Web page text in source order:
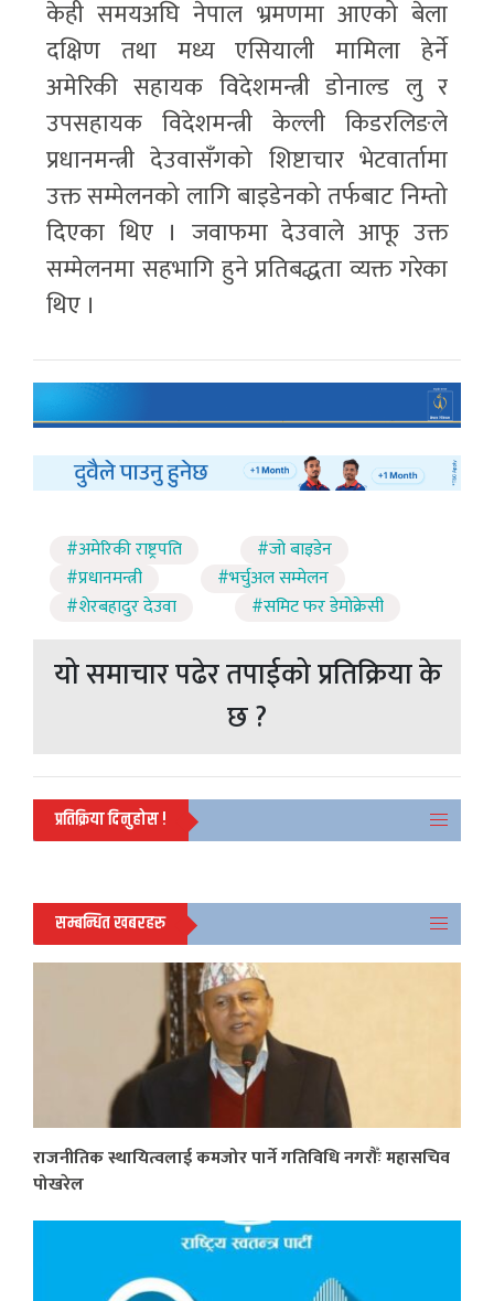
केही समयअघि नेपाल भ्रमणमा आएको बेला
दक्षिण तथा मध्य एसियाली मामिला हेर्ने
अमेरिकी सहायक विदेशमन्त्री डोनाल्ड लु र
उपसहायक विदेशमन्त्री केल्ली किडरलिङले
प्रधानमन्त्री देउवासँगको शिष्टाचार भेटवार्तामा
उक्त सम्मेलनको लागि बाइडेनको तर्फबाट निम्तो
दिएका थिए । जवाफमा देउवाले आफू उक्त
सम्मेलनमा सहभागि हुने प्रतिबद्धता व्यक्त गरेका
थिए ।
#अमेरिकी राष्ट्रपति
#जो बाइडेन
#प्रधानमन्त्री
#भर्चुअल सम्मेलन
#शेरबहादुर देउवा
#समिट फर डेमोक्रेसी
यो समाचार पढेर तपाईको प्रतिक्रिया के
छ ?
प्रतिक्रिया दिनुहोस !
सम्बन्धित खबरहरु
राजनीतिक स्थायित्वलाई कमजोर पार्ने गतिविधि नगरौँः महासचिव
पोखरेल